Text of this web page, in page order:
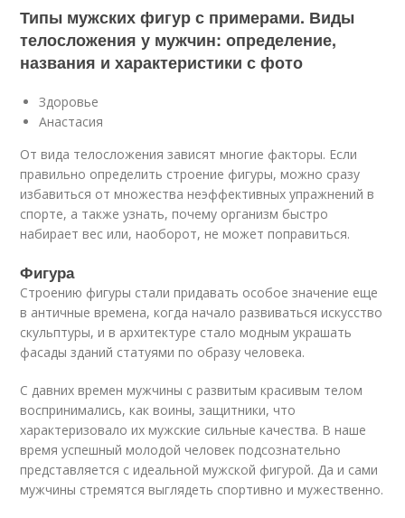
Типы мужских фигур с примерами. Виды
телосложения у мужчин: определение,
названия и характеристики с фото
Здоровье
Анастасия
От вида телосложения зависят многие факторы. Если
правильно определить строение фигуры, можно сразу
избавиться от множества неэффективных упражнений в
спорте, а также узнать, почему организм быстро
набирает вес или, наоборот, не может поправиться.
Фигура
Строению фигуры стали придавать особое значение еще
в античные времена, когда начало развиваться искусство
скульптуры, и в архитектуре стало модным украшать
фасады зданий статуями по образу человека.
С давних времен мужчины с развитым красивым телом
воспринимались, как воины, защитники, что
характеризовало их мужские сильные качества. В наше
время успешный молодой человек подсознательно
представляется с идеальной мужской фигурой. Да и сами
мужчины стремятся выглядеть спортивно и мужественно.